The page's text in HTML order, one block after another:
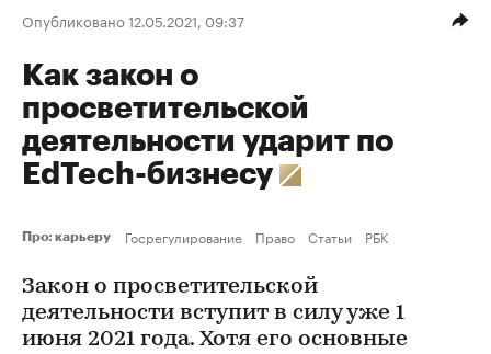
Опубликовано 12.05.2021, 09:37
Как закон о
просветительской
деятельности ударит по
EdTech-бизнесу
Про: карьеру Госрегулирование Право Статьи РБК
Закон о просветительской
деятельности вступит в силу уже 1
июня 2021 года. Хотя его основные